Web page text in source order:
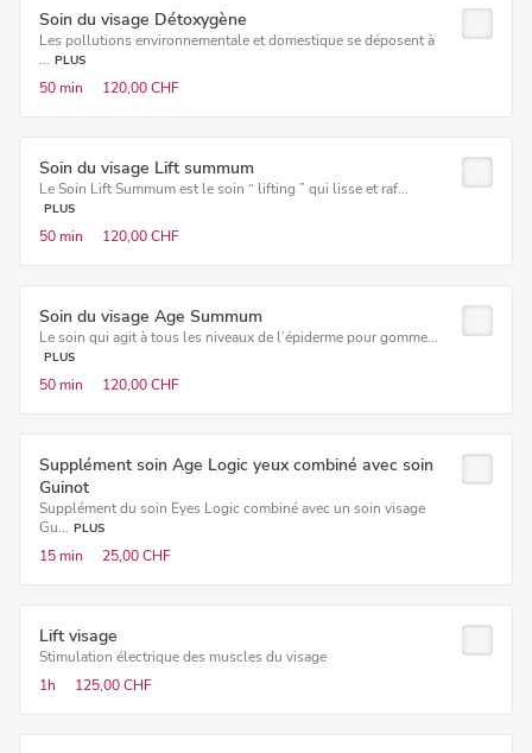
Soin du visage Détoxygène
Les pollutions environnementale et domestique se déposent à
... PLUS
50 min 120,00 CHF
Soin du visage Lift summum
Le Soin Lift Summum est le soin “ lifting ” qui lisse et raf...
PLUS
50 min 120,00 CHF
Soin du visage Age Summum
Le soin qui agit à tous les niveaux de l’épiderme pour gomme...
PLUS
50 min 120,00 CHF
Supplément soin Age Logic yeux combiné avec soin
Guinot
Supplément du soin Eyes Logic combiné avec un soin visage
Gu... PLUS
15 min 25,00 CHF
Lift visage
Stimulation électrique des muscles du visage
1h
125,00 CHF